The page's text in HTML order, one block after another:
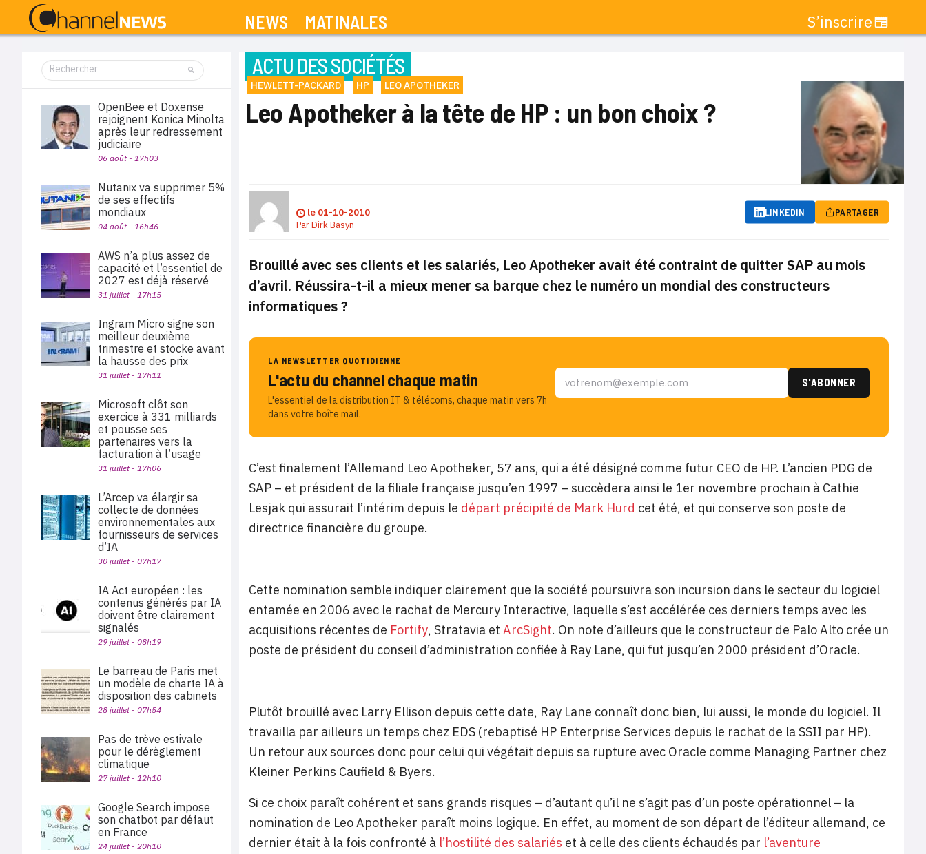
NEWS MATINALES S’inscrire
ACTU DES SOCIÉTÉS
HEWLETT-PACKARD HP LEO APOTHEKER
Leo Apotheker à la tête de HP : un bon choix ?
le 01-10-2010
ParDirk Basyn
LINKEDIN PARTAGER
Brouillé avec ses clients et les salariés, Leo Apotheker avait été contraint de quitter SAP au mois
d’avril. Réussira-t-il a mieux mener sa barque chez le numéro un mondial des constructeurs
informatiques ?
LA NEWSLETTER QUOTIDIENNE
L'actu du channel chaque matin
L'essentiel de la distribution IT & télécoms, chaque matin vers 7h
dans votre boîte mail.
C’est finalement l’Allemand Leo Apotheker, 57 ans, qui a été désigné comme futur CEO de HP. L’ancien PDG de
SAP – et président de la filiale française jusqu’en 1997 – succèdera ainsi le 1er novembre prochain à Cathie
Lesjak qui assurait l’intérim depuis le départ précipité de Mark Hurd cet été, et qui conserve son poste de
directrice financière du groupe.
Cette nomination semble indiquer clairement que la société poursuivra son incursion dans le secteur du logiciel
entamée en 2006 avec le rachat de Mercury Interactive, laquelle s’est accélérée ces derniers temps avec les
acquisitions récentes de Fortify, Stratavia et ArcSight. On note d’ailleurs que le constructeur de Palo Alto crée un
poste de président du conseil d’administration confiée à Ray Lane, qui fut jusqu’en 2000 président d’Oracle.
Plutôt brouillé avec Larry Ellison depuis cette date, Ray Lane connaît donc bien, lui aussi, le monde du logiciel. Il
travailla par ailleurs un temps chez EDS (rebaptisé HP Enterprise Services depuis le rachat de la SSII par HP).
Un retour aux sources donc pour celui qui végétait depuis sa rupture avec Oracle comme Managing Partner chez
Kleiner Perkins Caufield & Byers.
Si ce choix paraît cohérent et sans grands risques – d’autant qu’il ne s’agit pas d’un poste opérationnel – la
nomination de Leo Apotheker paraît moins logique. En effet, au moment de son départ de l’éditeur allemand, ce
dernier était à la fois confronté à l’hostilité des salariés et à celle des clients échaudés par l’aventure
OpenBee et Doxense
rejoignent Konica Minolta
après leur redressement
judiciaire
06 août - 17h03
Nutanix va supprimer 5%
de ses effectifs
mondiaux
04 août - 16h46
AWS n’a plus assez de
capacité et l’essentiel de
2027 est déjà réservé
31 juillet - 17h15
Ingram Micro signe son
meilleur deuxième
trimestre et stocke avant
la hausse des prix
31 juillet - 17h11
Microsoft clôt son
exercice à 331 milliards
et pousse ses
partenaires vers la
facturation à l’usage
31 juillet - 17h06
L’Arcep va élargir sa
collecte de données
environnementales aux
fournisseurs de services
d’IA
30 juillet - 07h17
IA Act européen : les
contenus générés par IA
doivent être clairement
signalés
29 juillet - 08h19
Le barreau de Paris met
un modèle de charte IA à
disposition des cabinets
28 juillet - 07h54
Pas de trève estivale
pour le dérèglement
climatique
27 juillet - 12h10
Google Search impose
son chatbot par défaut
en France
24 juillet - 20h10